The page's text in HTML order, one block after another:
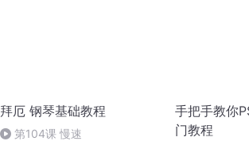
拜厄 钢琴基础教程
第104课 慢速
手把手教你
门教程